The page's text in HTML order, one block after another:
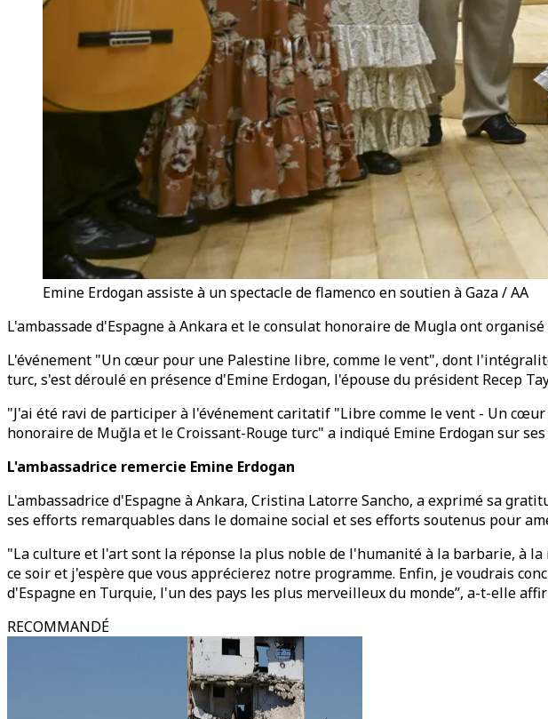
Emine Erdogan assiste à un spectacle de flamenco en soutien à Gaza / AA
L'ambassade d'Espagne à Ankara et le consulat honoraire de Mugla ont
L'événement "Un cœur pour une Palestine libre, comme le vent", dont
turc, s'est déroulé en présence d'Emine Erdogan, l'épouse du président Recep
"J'ai été ravi de participer à l'événement caritatif "Libre comme le vent - Un
honoraire de Muğla et le Croissant-Rouge turc" a indiqué Emine Erdogan sur ses
L'ambassadrice remercie Emine Erdogan
L'ambassadrice d'Espagne à Ankara, Cristina Latorre Sancho, a exprimé sa
ses efforts remarquables dans le domaine social et ses efforts soutenus pour
"La culture et l'art sont la réponse la plus noble de l'humanité à la barbarie, à
ce soir et j'espère que vous apprécierez notre programme. Enfin, je voudrais
d'Espagne en Turquie, l'un des pays les plus merveilleux du monde”, a-t-elle
RECOMMANDÉ